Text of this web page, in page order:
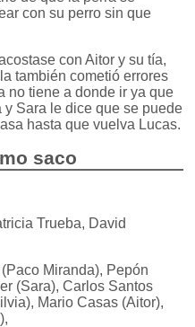
con su perro sin que
con Aitor y su tía,
también cometió errores
no tiene a donde ir ya que
Sara le dice que se puede
hasta que vuelva Lucas.
saco
Trueba, David
Miranda), Pepón
(Sara), Carlos Santos
Mario Casas (Aitor),